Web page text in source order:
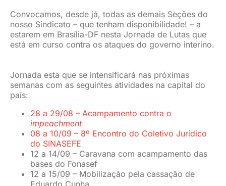
Convocamos, desde já, todas as demais Seções do
nosso Sindicato – que tenham disponibilidade! – a
estarem em Brasília-DF nesta Jornada de Lutas que
está em curso contra os ataques do governo interino.
Jornada esta que se intensificará nas próximas
semanas com as seguintes atividades na capital do
país:
28 a 29/08 – Acampamento contra o
impeachment
08 a 10/09 – 8º Encontro do Coletivo Jurídico
do SINASEFE
12 a 14/09 – Caravana com acampamento das
bases do Fonasef
12 a 15/09 – Mobilização pela cassação de